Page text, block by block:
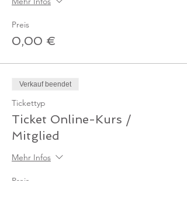
Preis
0,00 €
Verkauf beendet
Tickettyp
Ticket Online-Kurs /
Mitglied
Mehr Infos
Preis